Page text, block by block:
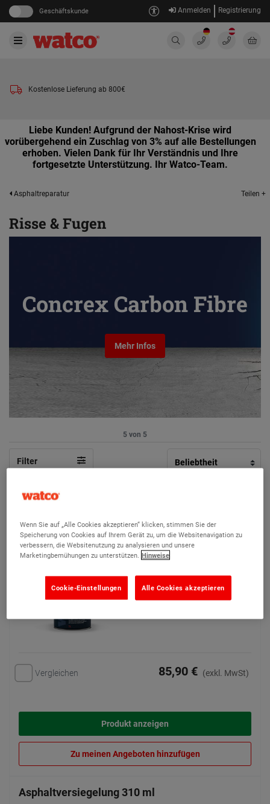
Geschäftskunde Anmelden Registrierung
Kostenlose Lieferung ab 800€
Liebe Kunden! Aufgrund der Nahost-Krise wird
vorübergehend ein Zuschlag von 3% auf alle Bestellungen
erhoben. Vielen Dank für Ihr Verständnis und Ihre
fortgesetzte Unterstützung. Ihr Watco-Team.
Asphaltreparatur Teilen +
Risse & Fugen
Concrex Carbon Fibre
Mehr Infos
5 von 5
Filter
Asphalt-Rissfüller 5 l
Repariert und füllt Risse in
altem Asphalt
Vergleichen 85,90 € (exkl. MwSt)
Produkt anzeigen
Zu meinen Angeboten hinzufügen
Asphaltversiegelung 310 ml
Wenn Sie auf „Alle Cookies akzeptieren“ klicken, stimmen Sie der
Speicherung von Cookies auf Ihrem Gerät zu, um die Websitenavigation zu
verbessern, die Websitenutzung zu analysieren und unsere
Marketingbemühungen zu unterstützen. Hinweise
Alle Cookies akzeptieren
Cookie-Einstellungen